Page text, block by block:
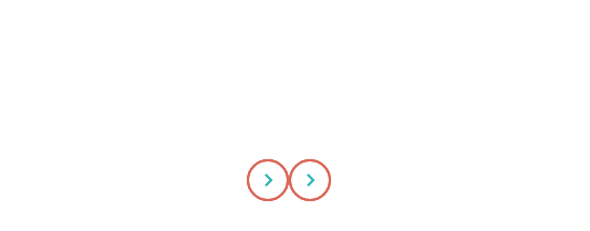
Aller au slide précédent
Aller au slide suivant